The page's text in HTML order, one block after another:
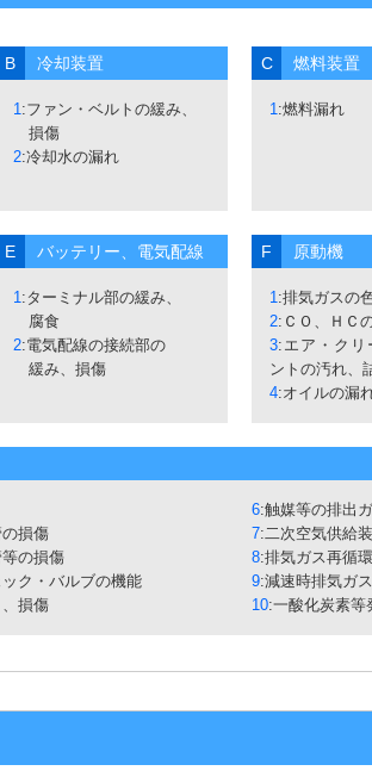
B 冷却装置
1:ファン・ベルトの緩み、
損傷
2:冷却水の漏れ
C 燃料装置
1:燃料漏れ
E バッテリー、電気配線
1:ターミナル部の緩み、
腐食
2:電気配線の接続部の
緩み、損傷
F 原動機
1:排気ガスの
2:ＣＯ、ＨＣ
3:エア・クリ
ントの汚れ、
4:オイルの漏
損傷
の損傷
ク・バルブの機能
損傷
6:触媒等の排出
7:二次空気供給
8:排気ガス再循
9:減速時排気ガ
10:一酸化炭素等